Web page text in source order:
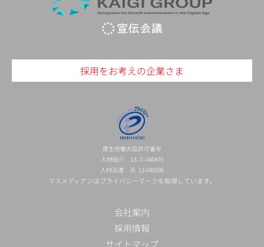
採用をお考えの企業さま
厚生労働大臣許可番号
人材紹介 13-ユ-040475
人材派遣 派 13-040596
マスメディアンはプライバシーマークを取得しています。
会社案内
採用情報
サイトマップ